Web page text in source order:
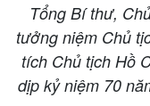
Tổng Bí thư,
tưởng niệm Chủ
tích Chủ tịch Hồ
dịp kỷ niệm 70